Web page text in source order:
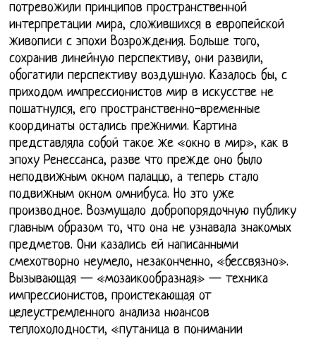
потревожили принципов пространственной
интерпретации мира, сложившихся в европейской
живописи с эпохи Возрождения. Больше того,
сохранив линейную перспективу, они развили,
обогатили перспективу воздушную. Казалось бы, с
приходом импрессионистов мир в искусстве не
пошатнулся, его пространственно-временные
координаты остались прежними. Картина
представляла собой такое же «окно в мир», как в
эпоху Ренессанса, разве что прежде оно было
неподвижным окном палаццо, а теперь стало
подвижным окном омнибуса. Но это уже
производное. Возмущало добропорядочную публику
главным образом то, что она не узнавала знакомых
предметов. Они казались ей написанными
смехотворно неумело, незаконченно, «бессвязно».
Вызывающая — «мозаикообразная» — техника
импрессионистов, проистекающая от
целеустремленного анализа нюансов
теплохолодности, «путаница в понимании